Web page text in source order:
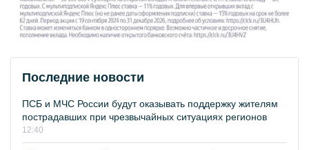
Последние новости
ПСБ и МЧС России будут оказывать поддержку жителям
пострадавших при чрезвычайных ситуациях регионов
12:40